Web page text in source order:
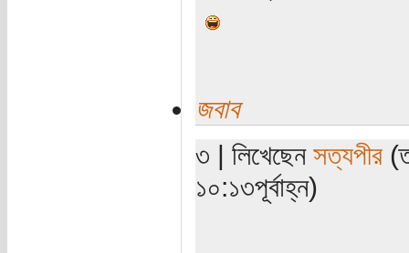
জবাব
৩ | লিখেছেন সত্যপীর
১০:১৩পূর্বাহ্ন)